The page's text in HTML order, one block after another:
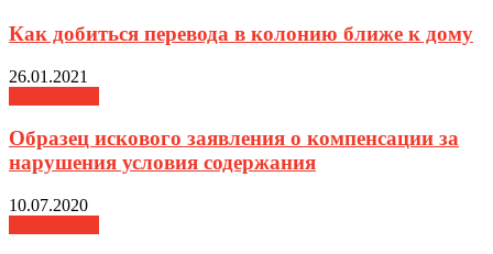
Как добиться перевода в колонию ближе к дому
26.01.2021
Образец искового заявления о компенсации за
нарушения условия содержания
10.07.2020